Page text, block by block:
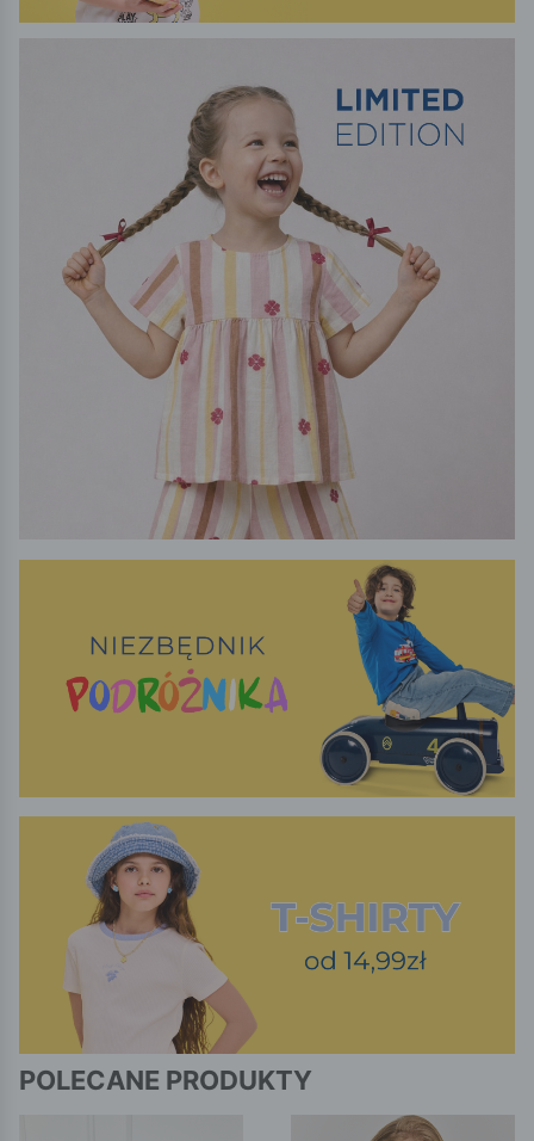
POLECANE PRODUKTY